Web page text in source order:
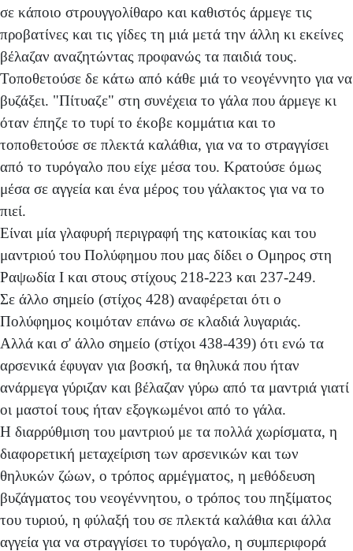
σε κάποιο στρουγγολίθαρο και καθιστός άρμεγε τις
προβατίνες και τις γίδες τη μιά μετά την άλλη κι εκείνες
βέλαζαν αναζητώντας προφανώς τα παιδιά τους.
Τοποθετούσε δε κάτω από κάθε μιά το νεογέννητο για να
βυζάξει. "Πίτυαζε" στη συνέχεια το γάλα που άρμεγε κι
όταν έπηζε το τυρί το έκοβε κομμάτια και το
τοποθετούσε σε πλεκτά καλάθια, για να το στραγγίσει
από το τυρόγαλο που είχε μέσα του. Κρατούσε όμως
μέσα σε αγγεία και ένα μέρος του γάλακτος για να το
πιεί.
Είναι μία γλαφυρή περιγραφή της κατοικίας και του
μαντριού του Πολύφημου που μας δίδει ο Ομηρος στη
Ραψωδία I και στους στίχους 218-223 και 237-249.
Σε άλλο σημείο (στίχος 428) αναφέρεται ότι ο
Πολύφημος κοιμόταν επάνω σε κλαδιά λυγαριάς.
Αλλά και σ' άλλο σημείο (στίχοι 438-439) ότι ενώ τα
αρσενικά έφυγαν για βοσκή, τα θηλυκά που ήταν
ανάρμεγα γύριζαν και βέλαζαν γύρω από τα μαντριά γιατί
οι μαστοί τους ήταν εξογκωμένοι από το γάλα.
Η διαρρύθμιση του μαντριού με τα πολλά χωρίσματα, η
διαφορετική μεταχείριση των αρσενικών και των
θηλυκών ζώων, ο τρόπος αρμέγματος, η μεθόδευση
βυζάγματος του νεογέννητου, ο τρόπος του πηξίματος
του τυριού, η φύλαξή του σε πλεκτά καλάθια και άλλα
αγγεία για να στραγγίσει το τυρόγαλο, η συμπεριφορά